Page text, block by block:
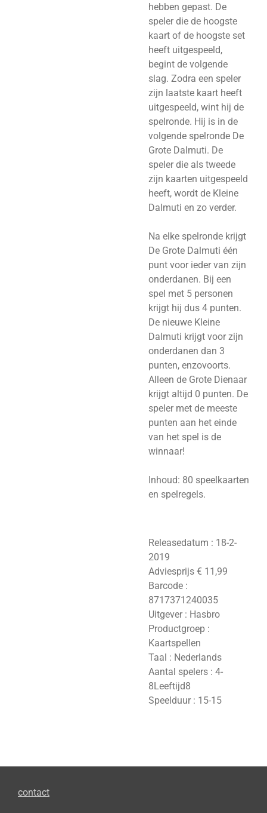
hebben gepast. De
speler die de hoogste
kaart of de hoogste set
heeft uitgespeeld,
begint de volgende
slag. Zodra een speler
zijn laatste kaart heeft
uitgespeeld, wint hij de
spelronde. Hij is in de
volgende spelronde De
Grote Dalmuti. De
speler die als tweede
zijn kaarten uitgespeeld
heeft, wordt de Kleine
Dalmuti en zo verder.
Na elke spelronde krijgt
De Grote Dalmuti één
punt voor ieder van zijn
onderdanen. Bij een
spel met 5 personen
krijgt hij dus 4 punten.
De nieuwe Kleine
Dalmuti krijgt voor zijn
onderdanen dan 3
punten, enzovoorts.
Alleen de Grote Dienaar
krijgt altijd 0 punten. De
speler met de meeste
punten aan het einde
van het spel is de
winnaar!
Inhoud: 80 speelkaarten
en spelregels.
Releasedatum : 18-2-
2019
Adviesprijs € 11,99
Barcode :
8717371240035
Uitgever : Hasbro
Productgroep :
Kaartspellen
Taal : Nederlands
Aantal spelers : 4-
8Leeftijd8
Speelduur : 15-15
contact